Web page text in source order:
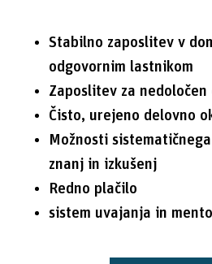
Stabilno zaposlitev v
odgovornim lastnikom
Zaposlitev za nedoločen
Čisto, urejeno delovno
Možnosti
znanj in izkušenj
Redno plačilo
sistem uvajanja in